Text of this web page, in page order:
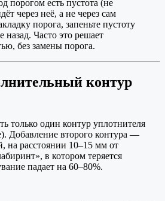
порогом есть пустота (не
через неё, а не через сам
порога, запеньте пустоту
назад. Часто это решает
без замены порога.
контур
только один контур уплотнителя
Добавление второго контура —
на расстоянии 10–15 мм от
в котором теряется
падает на 60–80%.